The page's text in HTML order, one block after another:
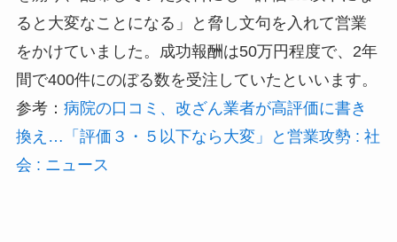
ると大変なことになる」と脅し文句を入れて営業
をかけていました。成功報酬は50万円程度で、2年
間で400件にのぼる数を受注していたといいます。
参考： 病院の口コミ、改ざん業者が高評価に書き
換え…「評価３・５以下なら大変」と営業攻勢 : 社
会 : ニュース